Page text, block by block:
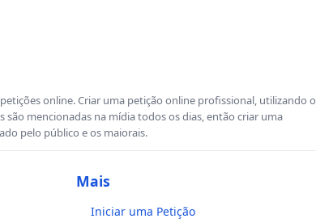
online. Criar uma petição online profissional, utilizando o
são mencionadas na mídia todos os dias, então criar uma
pelo público e os maiorais.
Mais
Iniciar uma Petição